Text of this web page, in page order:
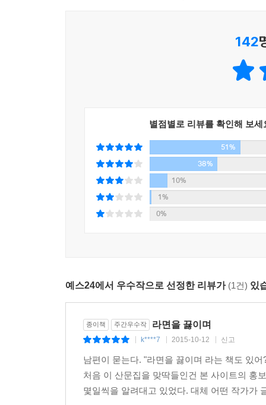
숲속으로 들어가면 숲을 향하여 말을 걸 필요가
는가. 나무통이 좁아서 뿌리가 비어져나온 옥수
그 붉은 어둠의 먼 곳으로부터 어선들은 모습을
돌아오는데, 피곤은 곧 삶인 것이어서, 그래서 그
성이 퍼질 적에 갑자기 바다에 빠진 큰 배와 거기
겨우 쓴다.
---「세월호」중에서
이 책은 김훈의 지난날을 이룬 다섯 가지의 주제
그는 「손1」에서 “나는 손의 힘으로 살아가야 할
준 채 글을 써내려가는 그가 느껍게 만나는 자리이
지난날 한 인터뷰에서 김훈은 이렇게 말했다.
“나는 글을 쓸 때 어떤 전압에 끌린다. 전압이 높
고압전류가 흐른다.
김훈 문장의 힘은 버리고 벼리는 데서 온다. 이
정수’를 읽는 희열과 감동을 온전히 느낄 수 있는
간절해서 쓴 것들도 모두 시간에 쓸려서 바래
것이리라.
142
별점별로 리뷰를 확인해 보세
51%
38%
10%
1%
0%
예스24에서 우수작으로 선정한 리뷰가 (1건) 있
종이책 주간우수작 라면을 끓이며
k****7 2015-10-12 신고
남편이 묻는다. "라면을 끓이며 라는 책도 있
처음 이 산문집을 맞딱들인건 본 사이트의 홍
몇일씩을 알려대고 있었다. 대체 어떤 작가가